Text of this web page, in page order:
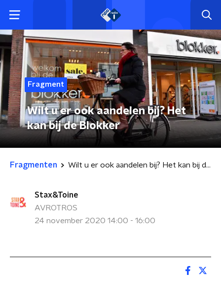
Fragment
Wilt u er ook aandelen bij? Het
kan bij de Blokker
Fragmenten Wilt u er ook aandelen bij? Het kan bij de Blokker
Stax&Toine
AVROTROS
24 november 2020 14:00 - 16:00